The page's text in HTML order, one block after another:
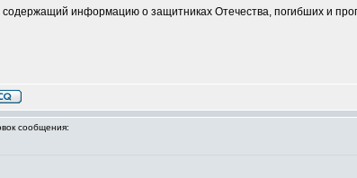
содержащий информацию о защитниках Отечества, погибших и
сообщения: